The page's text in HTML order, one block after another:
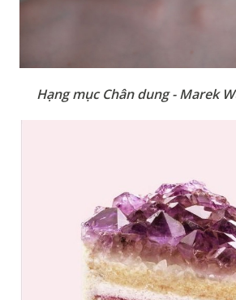
Hạng mục Chân dung - Marek